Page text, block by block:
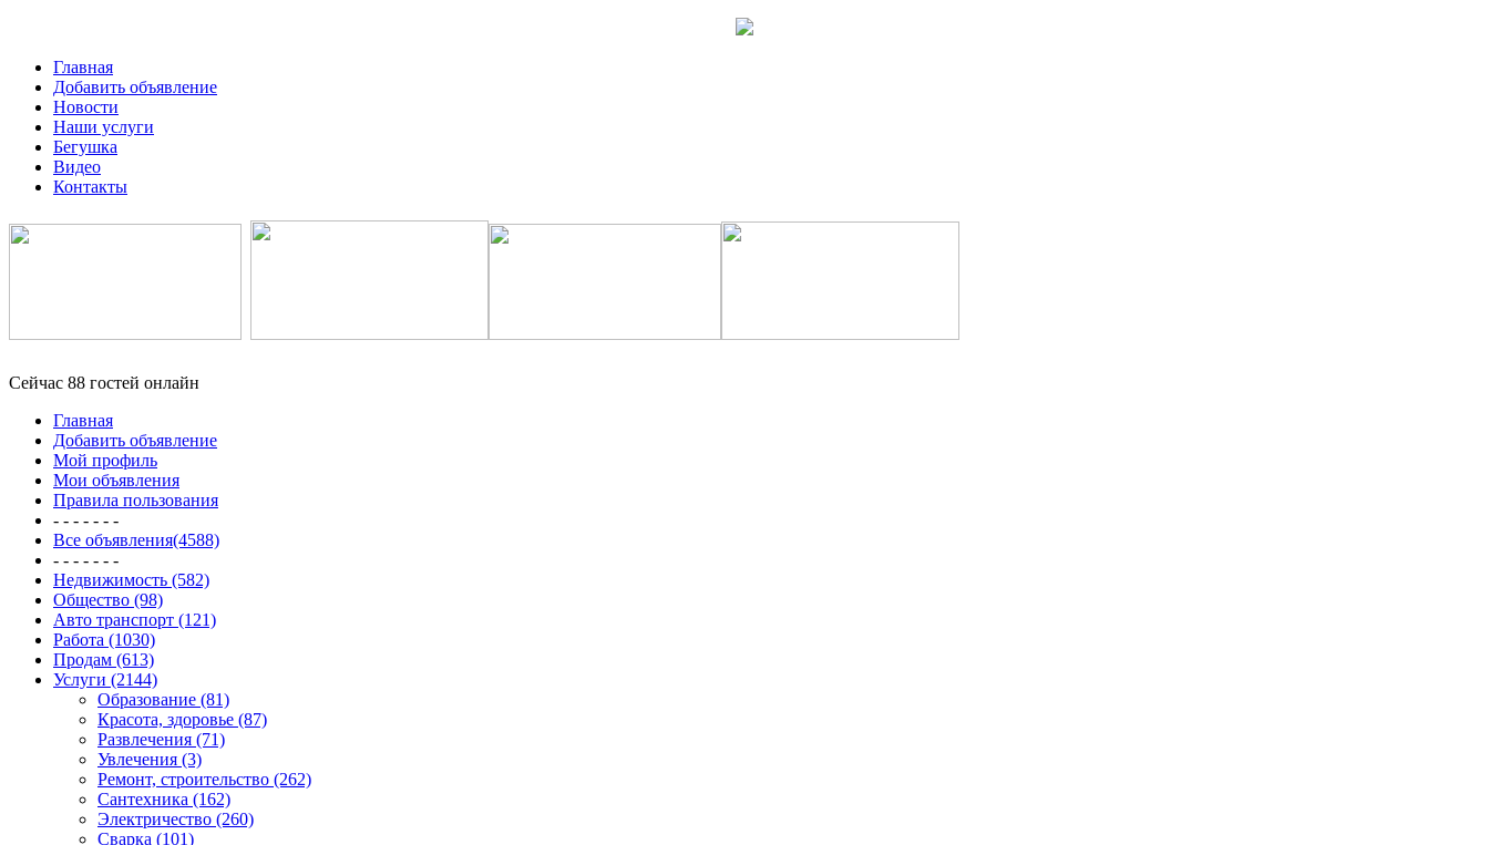
Главная
Добавить объявление
Новости
Наши услуги
Бегушка
Видео
Контакты
Сейчас 88 гостей онлайн
Главная
Добавить объявление
Мой профиль
Мои объявления
Правила пользования
- - - - - - -
Все объявления(4588)
- - - - - - -
Недвижимость (582)
Общество (98)
Авто транспорт (121)
Работа (1030)
Продам (613)
Услуги (2144)
Образование (81)
Красота, здоровье (87)
Развлечения (71)
Увлечения (3)
Ремонт, строительство (262)
Сантехника (162)
Электричество (260)
Сварка (101)